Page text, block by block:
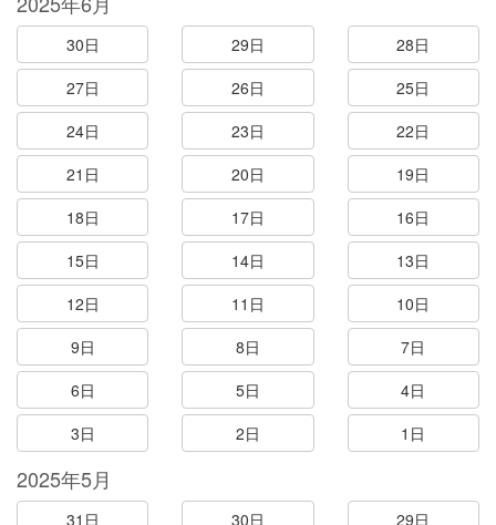
30日 29日
28日
27日
26日
25日
24日
23日
22日
21日
20日
19日
18日
17日
16日
15日
14日
13日
12日
11日
10日
9日
8日
7日
6日
5日
4日
3日
2日 1日
2025年5月
31日 30日 29日